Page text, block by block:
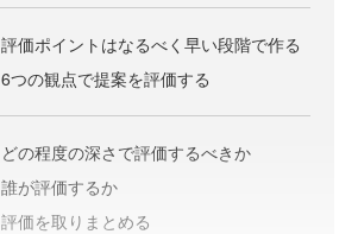
評価ポイントはなるべく早い段階で作る
6つの観点で提案を評価する
どの程度の深さで評価するべきか
誰が評価するか
評価を取りまとめる